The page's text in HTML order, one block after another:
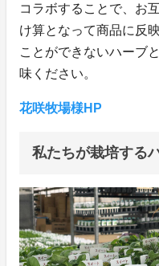
コラボすることで、お
け算となって商品に反
ことができないハーブ
味ください。
花咲牧場様HP
私たちが栽培する